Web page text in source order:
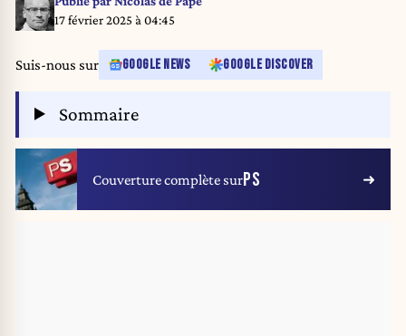
17 février 2025 à 04:45
Suis-nous sur GOOGLE NEWS GOOGLE DISCOVER
Sommaire
Couverture complète surPS